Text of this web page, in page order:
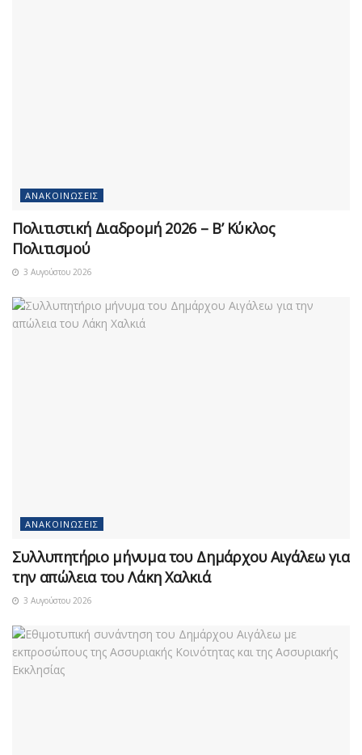
ΑΝΑΚΟΙΝΏΣΕΙΣ
Πολιτιστική Διαδρομή 2026 – Β’ Κύκλος
Πολιτισμού
3 Αυγούστου 2026
ΑΝΑΚΟΙΝΏΣΕΙΣ
Συλλυπητήριο μήνυμα του Δημάρχου Αιγάλεω για
την απώλεια του Λάκη Χαλκιά
3 Αυγούστου 2026